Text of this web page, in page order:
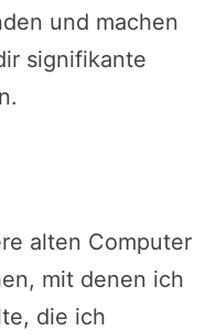
und machen
signifikante
alten Computer
mit denen ich
die ich